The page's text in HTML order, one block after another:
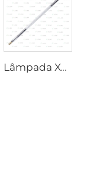
Lâmpada Xenônio Laser L3180-8×100×210mm